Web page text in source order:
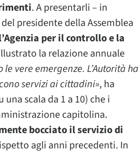
. A presentarli – in
del presidente della Assemblea
per il controllo e la
la relazione annuale
vere emergenze. L’Autorità ha
servizi ai cittadini», ha
scala da 1 a 10) che i
capitolina.
bocciato il servizio di
agli anni precedenti. In